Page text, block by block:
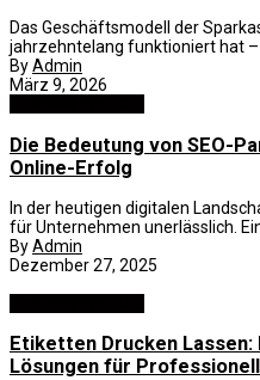
Das Geschäftsmodell der
jahrzehntelang funktioniert hat –
ByAdmin
März 9, 2026
Die Bedeutung von SEO-
Online-Erfolg
In der heutigen digitalen
für Unternehmen unerlässlich.
ByAdmin
Dezember 27, 2025
Etiketten Drucken
Lösungen für